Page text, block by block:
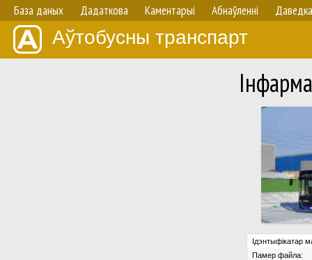
База даных Дадаткова Каментарыі Абнаўленнi Даведка
Аўтобусны транспарт
Ідэнтыфікатар
Памер файла: